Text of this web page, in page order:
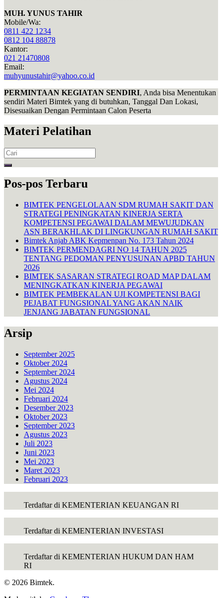
MUH. YUNUS TAHIR
Mobile/Wa:
0811 422 1234
0812 104 88878
Kantor:
021 21470808
Email:
muhyunustahir@yahoo.co.id
PERMINTAAN KEGIATAN SENDIRI, Anda bisa Menentukan
sendiri Materi Bimtek yang di butuhkan, Tanggal Dan Lokasi,
Disesuaikan Dengan Permintaan Calon Peserta
Materi Pelatihan
Search
for:
Pos-pos Terbaru
BIMTEK PENGELOLAAN SDM RUMAH SAKIT DAN
STRATEGI PENINGKATAN KINERJA SERTA
KOMPETENSI PEGAWAI DALAM MEWUJUDKAN
ASN BERAKHLAK DI LINGKUNGAN RUMAH SAKIT
Bimtek Anjab ABK Kepmenpan No. 173 Tahun 2024
BIMTEK PERMENDAGRI NO 14 TAHUN 2025
TENTANG PEDOMAN PENYUSUNAN APBD TAHUN
2026
BIMTEK SASARAN STRATEGI ROAD MAP DALAM
MENINGKATKAN KINERJA PEGAWAI
BIMTEK PEMBEKALAN UJI KOMPETENSI BAGI
PEJABAT FUNGSIONAL YANG AKAN NAIK
JENJANG JABATAN FUNGSIONAL
Arsip
September 2025
Oktober 2024
September 2024
Agustus 2024
Mei 2024
Februari 2024
Desember 2023
Oktober 2023
September 2023
Agustus 2023
Juli 2023
Juni 2023
Mei 2023
Maret 2023
Februari 2023
Terdaftar di KEMENTERIAN KEUANGAN RI
Terdaftar di KEMENTERIAN INVESTASI
Terdaftar di KEMENTERIAN HUKUM DAN HAM
RI
© 2026 Bimtek.